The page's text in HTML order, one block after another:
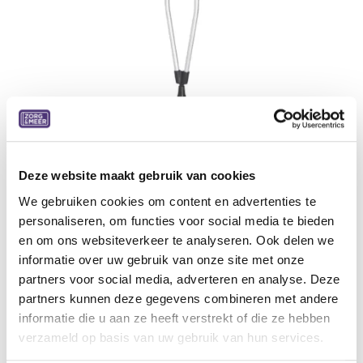
Deze website maakt gebruik van cookies
We gebruiken cookies om content en advertenties te
personaliseren, om functies voor social media te bieden
en om ons websiteverkeer te analyseren. Ook delen we
informatie over uw gebruik van onze site met onze
partners voor social media, adverteren en analyse. Deze
partners kunnen deze gegevens combineren met andere
informatie die u aan ze heeft verstrekt of die ze hebben
verzameld op basis van uw gebruik van hun services.
Okselkruk, Quick ´n Easy, voor
volwassenen, stuk
118-138 cm hoogte, 22 mm, tot 130 kg
26,37€
Aan winkelmandje toevoegen
Toevoegen aan verlanglijst